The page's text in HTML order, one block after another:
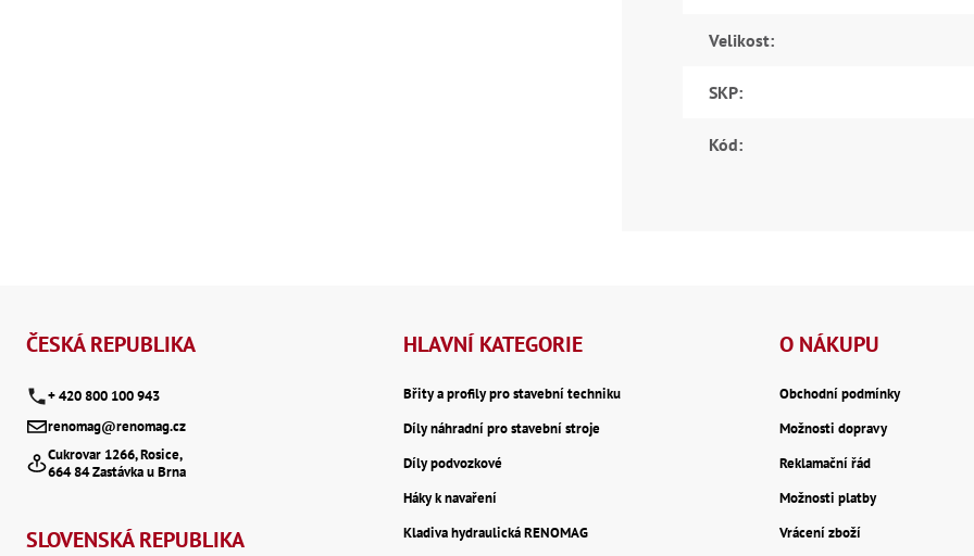
Velikost:
SKP:
Kód:
ČESKÁ REPUBLIKA
+ 420 800 100 943
renomag@renomag.cz
Cukrovar 1266, Rosice,
664 84 Zastávka u Brna
SLOVENSKÁ REPUBLIKA
HLAVNÍ KATEGORIE
Břity a profily pro stavební techniku
Díly náhradní pro stavební stroje
Díly podvozkové
Háky k navaření
Kladiva hydraulická RENOMAG
O NÁKUPU
Obchodní podmínky
Možnosti dopravy
Reklamační řád
Možnosti platby
Vrácení zboží